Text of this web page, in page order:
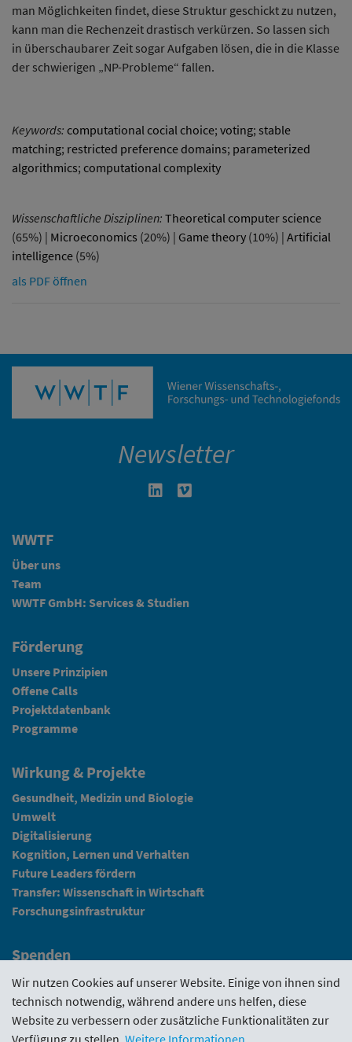
man Möglichkeiten findet, diese Struktur geschickt zu nutzen,
kann man die Rechenzeit drastisch verkürzen. So lassen sich
in überschaubarer Zeit sogar Aufgaben lösen, die in die Klasse
der schwierigen „NP-Probleme“ fallen.
Keywords: computational cocial choice; voting; stable
matching; restricted preference domains; parameterized
algorithmics; computational complexity
Wissenschaftliche Disziplinen: Theoretical computer science
(65%) | Microeconomics (20%) | Game theory (10%) | Artificial
intelligence (5%)
als PDF öffnen
Newsletter
Linkedin in neuem Fenster öffnen
WWTF
Über uns
Team
WWTF GmbH: Services & Studien
Förderung
Unsere Prinzipien
Offene Calls
Projektdatenbank
Programme
Wirkung & Projekte
Gesundheit, Medizin und Biologie
Umwelt
Digitalisierung
Kognition, Lernen und Verhalten
Future Leaders fördern
Transfer: Wissenschaft in Wirtschaft
Forschungsinfrastruktur
Spenden
Fundraising
News
Wir nutzen Cookies auf unserer Website. Einige von ihnen sind
technisch notwendig, während andere uns helfen, diese
Website zu verbessern oder zusätzliche Funktionalitäten zur
Verfügung zu stellen. Weitere Informationen